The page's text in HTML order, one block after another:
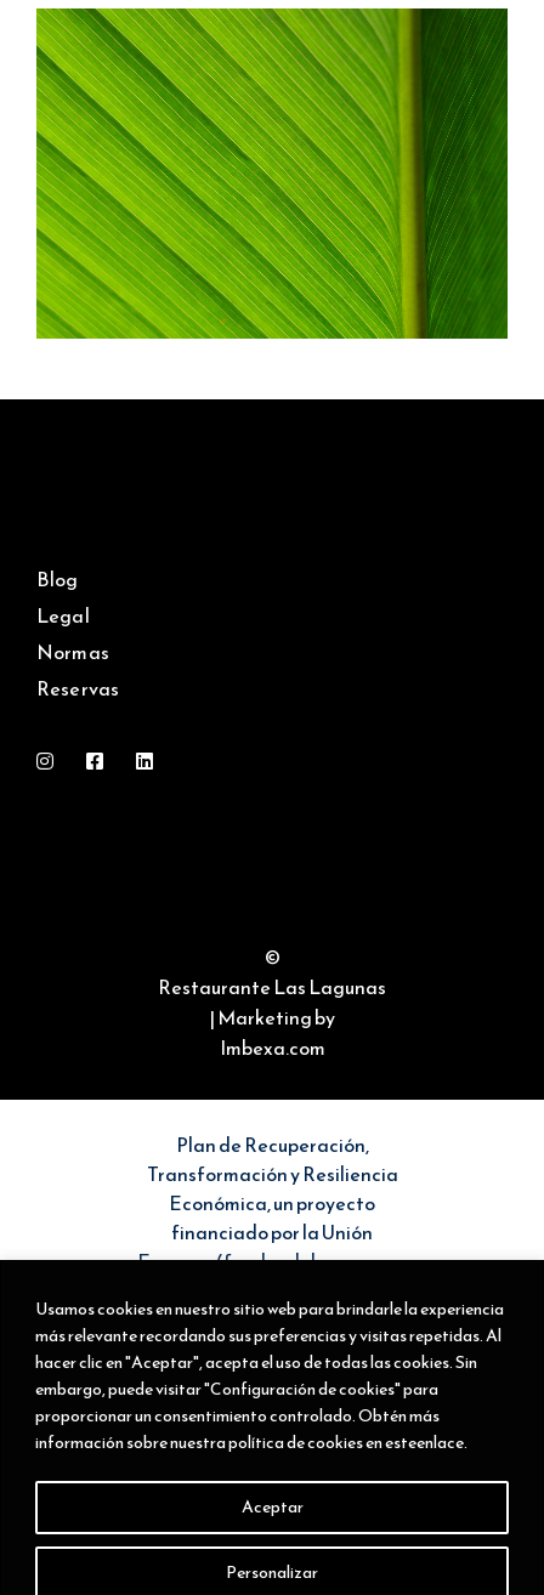
Usamos cookies en nuestro sitio web para brindarle la experiencia
más relevante recordando sus preferencias y visitas repetidas. Al
hacer clic en "Aceptar", acepta el uso de todas las cookies. Sin
embargo, puede visitar "Configuración de cookies" para
proporcionar un consentimiento controlado. Obtén más
información sobre nuestra política de cookies en esteenlace.
Personalizar
Aceptar
Blog
Legal
Normas
Reservas
©
Restaurante Las Lagunas
| Marketing by
Imbexa.com
Plan de Recuperación,
Transformación y Resiliencia
Económica, un proyecto
financiado por la Unión
Europea (fondos del programa
embargo, los puntos de vista y
las opiniones expresadas son
únicamente los del autor o
autores y no reflejan
necesariamente los de la Unión
Ni la Unión Europea ni la
Comisión Europea pueden ser
consideradas responsables de
las mismas.